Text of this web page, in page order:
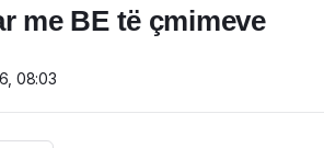
me BE të çmimeve
08:03